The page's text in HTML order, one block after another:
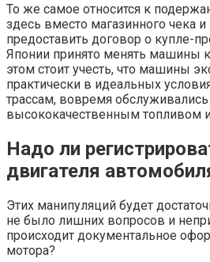
То же самое относится к
здесь вместо магазинного чека
предоставить договор о купле-
Японии принято менять машины
этом стоит учесть, что машины
практически в идеальных
трассам, вовремя
высококачественным топливом
Надо ли
двигателя
Этих манипуляций будет
не было лишних вопросов и
происходит документальное
мотора?